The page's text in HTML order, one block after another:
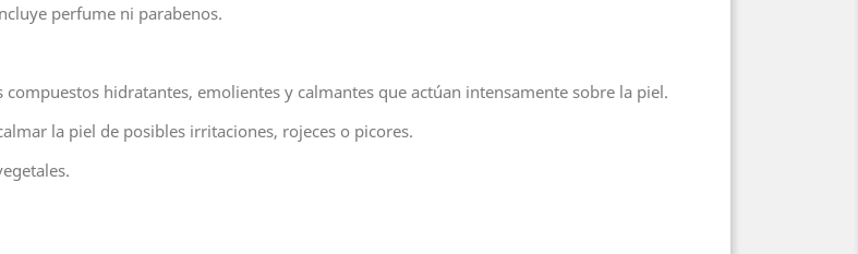
perfume ni parabenos.
hidratantes, emolientes y calmantes que actúan intensamente sobre la piel.
la piel de posibles irritaciones, rojeces o picores.